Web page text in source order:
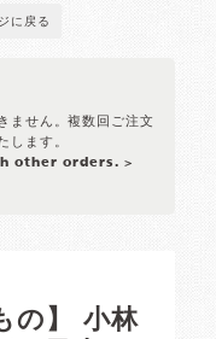
に戻る
ません。複数回ご注文
します。
other orders. >
の】 小林